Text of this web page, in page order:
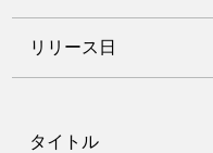
リリース日
タイトル